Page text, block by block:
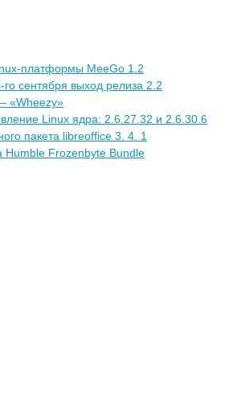
платформы MeeGo 1.2
сентября выход релиза 2.2
«Wheezy»
Linux ядра: 2.6.27.32 и 2.6.30.6
пакета libreoffice 3. 4. 1
Humble Frozenbyte Bundle